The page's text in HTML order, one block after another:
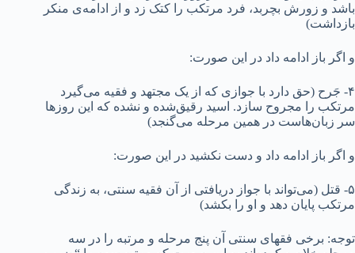
باشد و زورش بچربد، فرد مرتکب را کتک زد و از ادامه‌ی منکر
بازداشت)
و اگر باز ادامه داد در این صورت:
۴- جَرح (حق دارد با جوازی که از یک مجتهد و فقیه می‌گیرد
مرتکب را مجروح سازد. اسید رقیق‌شده و نشده که این روزها
سر زبان‌هاست در همین مرحله می‌گنجد)
و اگر باز ادامه داد و دست نکشید در این صورت:
۵- قتل (می‌تواند با جواز دریافتی از آن فقیه سنتی، به زندگی
مرتکب پایان دهد و او را بکشد)
توجه: برخی فقهای سنتی آن پنج مرحله و مرتبه را در سه